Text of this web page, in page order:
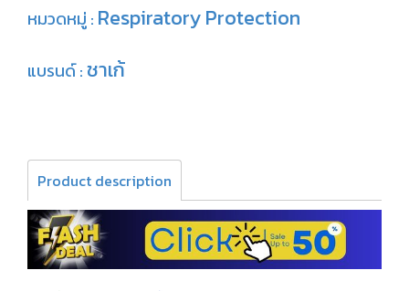
หมวดหมู่ : Respiratory Protection
แบรนด์ :ชาเก้
Product description